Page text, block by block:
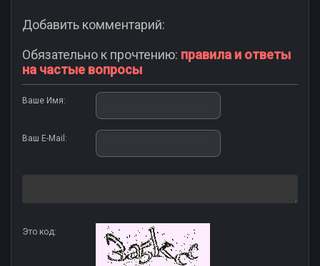
Добавить комментарий:
Обязательно к прочтению: правила и ответы
на частые вопросы
Ваше Имя:
Ваш E-Mail:
Это код: